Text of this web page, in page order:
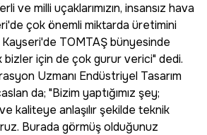
ve milli uçaklarımızın, insansız hava
çok önemli miktarda üretimini
TOMTAŞ bünyesinde
bizler için de çok gurur verici" dedi.
Uzmanı Endüstriyel Tasarım
da; "Bizim yaptığımız şey;
kaliteye anlaşılır şekilde teknik
Burada görmüş olduğunuz